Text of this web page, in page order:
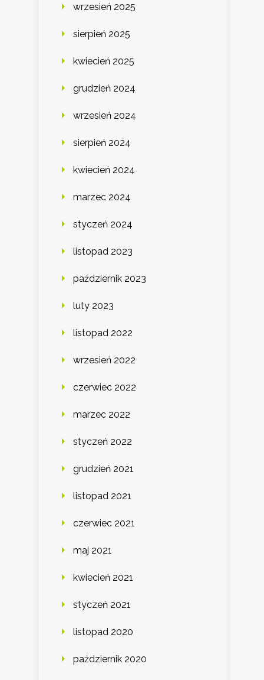
wrzesień 2025
sierpień 2025
kwiecień 2025
grudzień 2024
wrzesień 2024
sierpień 2024
kwiecień 2024
marzec 2024
styczeń 2024
listopad 2023
październik 2023
luty 2023
listopad 2022
wrzesień 2022
czerwiec 2022
marzec 2022
styczeń 2022
grudzień 2021
listopad 2021
czerwiec 2021
maj 2021
kwiecień 2021
styczeń 2021
listopad 2020
październik 2020